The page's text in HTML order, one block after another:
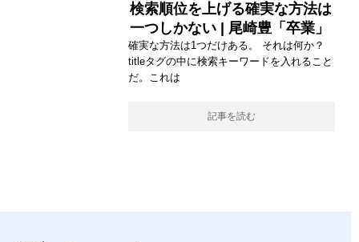
検索順位を上げる確実な方法は
一つしかない | 尾崎豊「卒業」
確実な方法は1つだけある。 それは何か？
titleタグの中に検索キーワードを入れること
だ。これは
記事を読む